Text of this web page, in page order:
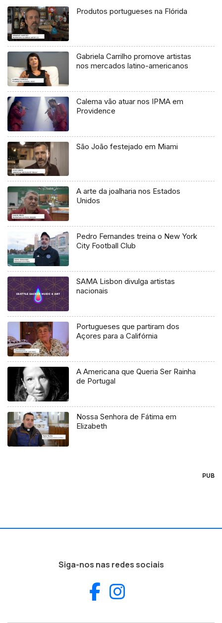
Produtos portugueses na Flórida
Gabriela Carrilho promove artistas
nos mercados latino-americanos
Calema vão atuar nos IPMA em
Providence
São João festejado em Miami
A arte da joalharia nos Estados
Unidos
Pedro Fernandes treina o New York
City Football Club
SAMA Lisbon divulga artistas
nacionais
Portugueses que partiram dos
Açores para a Califórnia
A Americana que Queria Ser Rainha
de Portugal
Nossa Senhora de Fátima em
Elizabeth
PUB
Siga-nos nas redes sociais
Facebook